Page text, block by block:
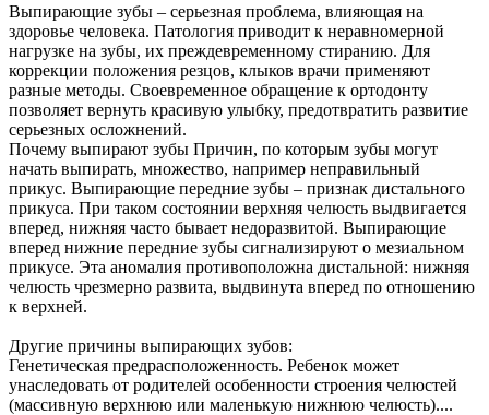
Выпирающие зубы – серьезная проблема, влияющая на
здоровье человека. Патология приводит к неравномерной
нагрузке на зубы, их преждевременному стиранию. Для
коррекции положения резцов, клыков врачи применяют
разные методы. Своевременное обращение к ортодонту
позволяет вернуть красивую улыбку, предотвратить развитие
серьезных осложнений.
Почему выпирают зубы Причин, по которым зубы могут
начать выпирать, множество, например неправильный
прикус. Выпирающие передние зубы – признак дистального
прикуса. При таком состоянии верхняя челюсть выдвигается
вперед, нижняя часто бывает недоразвитой. Выпирающие
вперед нижние передние зубы сигнализируют о мезиальном
прикусе. Эта аномалия противоположна дистальной: нижняя
челюсть чрезмерно развита, выдвинута вперед по отношению
к верхней.
Другие причины выпирающих зубов:
Генетическая предрасположенность. Ребенок может
унаследовать от родителей особенности строения челюстей
(массивную верхнюю или маленькую нижнюю челюсть)....